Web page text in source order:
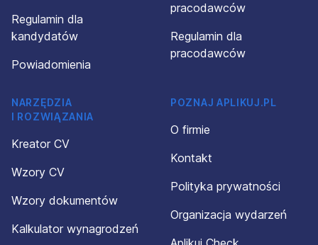
Regulamin dla
kandydatów
Powiadomienia
pracodawców
Regulamin dla
pracodawców
NARZĘDZIA
I ROZWIĄZANIA
Kreator CV
Wzory CV
Wzory dokumentów
Kalkulator wynagrodzeń
POZNAJ APLIKUJ.PL
O firmie
Kontakt
Polityka prywatności
Organizacja wydarzeń